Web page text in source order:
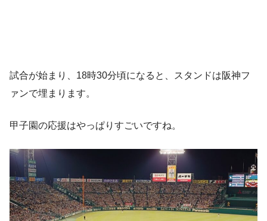
試合が始まり、18時30分頃になると、スタンドは阪神フ
ァンで埋まります。
甲子園の応援はやっぱりすごいですね。